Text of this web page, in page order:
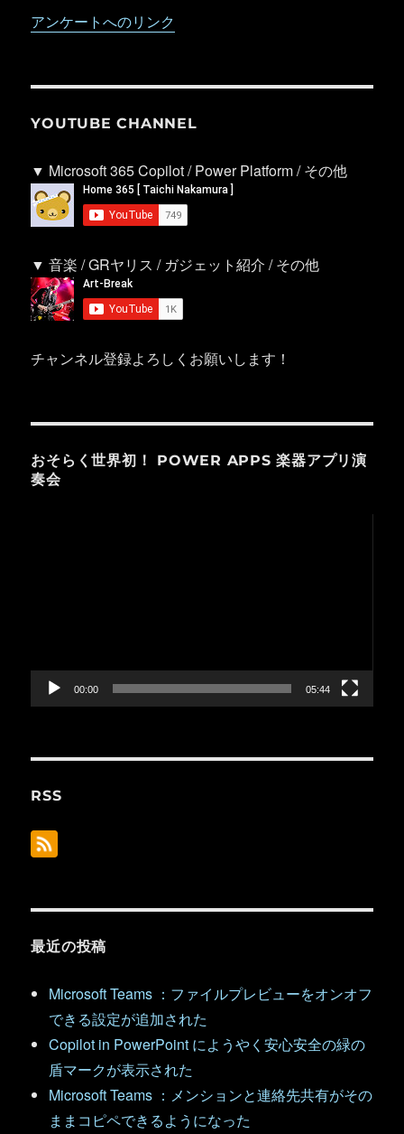
アンケートへのリンク
YOUTUBE CHANNEL
▼ Microsoft 365 Copilot / Power Platform / その他
▼ 音楽 / GRヤリス / ガジェット紹介 / その他
チャンネル登録よろしくお願いします！
おそらく世界初！ POWER APPS 楽器アプリ演
奏会
ー
00:00 05:44
RSS
最近の投稿
Microsoft Teams ：ファイルプレビューをオンオフ
できる設定が追加された
Copilot in PowerPoint にようやく安心安全の緑の
盾マークが表示された
Microsoft Teams ：メンションと連絡先共有がその
ままコピペできるようになった